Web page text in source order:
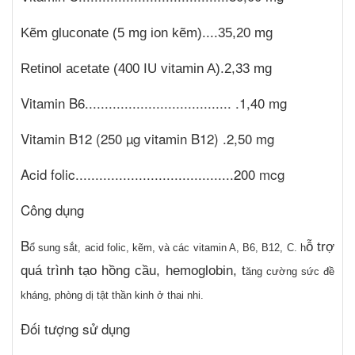
Kẽm gluconate (5 mg ion kẽm)....35,20 mg
Retinol acetate (400 IU vitamin A).2,33 mg
Vitamin B6..................................... .1,40 mg
Vitamin B12 (250 µg vitamin B12) .2,50 mg
Acid folic........................................200 mcg
Công dụng
Bổ sung sắt, acid folic, kẽm, và các vitamin A, B6, B12, C. hỗ trợ
quá trình tạo hồng cầu, hemoglobin, tăng cường sức đề
kháng, phòng dị tật thần kinh ở thai nhi.
Đối tượng sử dụng